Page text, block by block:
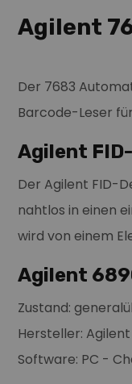
Agilent
Der 7683
Barcode-Leser
Agilent
Der Agilent FID-
nahtlos in einen
wird von einem
Agilent
Zustand:
Hersteller:
Software: PC -